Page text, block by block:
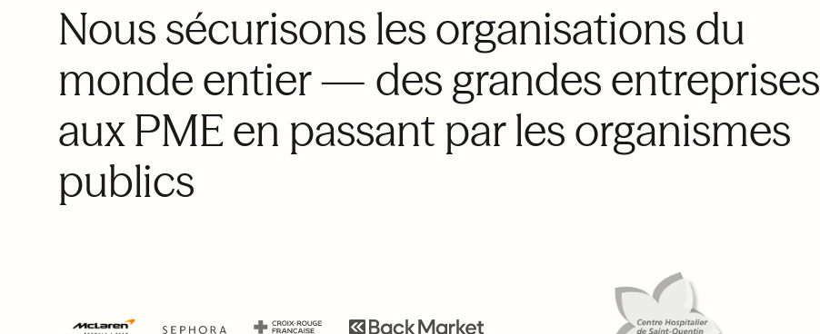
Nous sécurisons les organisations du
monde entier — des grandes entreprises
aux PME en passant par les organismes
publics